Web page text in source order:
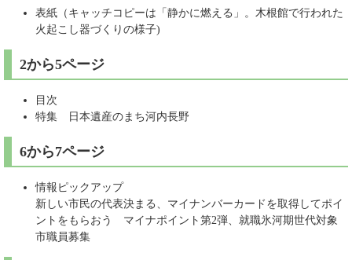
表紙（キャッチコピーは「静かに燃える」。木根館で行われた
火起こし器づくりの様子)
2から5ページ
目次
特集 日本遺産のまち河内長野
6から7ページ
情報ピックアップ
新しい市民の代表決まる、マイナンバーカードを取得してポイ
ントをもらおう マイナポイント第2弾、就職氷河期世代対象
市職員募集